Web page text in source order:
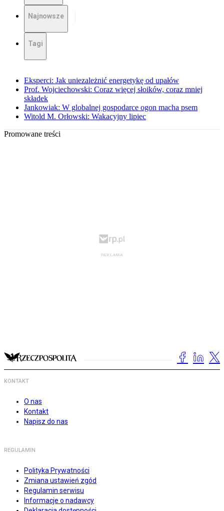
Najnowsze
Tagi
Eksperci: Jak uniezależnić energetykę od upałów
Prof. Wojciechowski: Coraz więcej słoików, coraz mniej
składek
Jankowiak: W globalnej gospodarce ogon macha psem
Witold M. Orłowski: Wakacyjny lipiec
Promowane treści
KONTAKT
O nas
Kontakt
Napisz do nas
REGULAMIN
Polityka Prywatności
Zmiana ustawień zgód
Regulamin serwisu
Informacje o nadawcy